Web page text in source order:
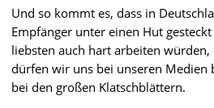
Und so kommt es, dass in
Empfänger unter einen Hut
liebsten auch hart arbeiten
dürfen wir uns bei unseren Medien
bei den großen Klatschblättern.